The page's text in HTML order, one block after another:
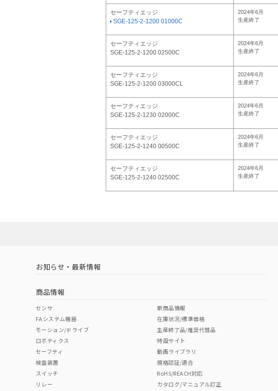
セーフティエッジ
SGE-125-2-1200 01000C
2024年6月
生産終了
セーフティエッジ
SGE-125-2-1200 02500C
2024年6月
生産終了
セーフティエッジ
SGE-125-2-1200 03000CL
2024年6月
生産終了
セーフティエッジ
SGE-125-2-1230 02000C
2024年6月
生産終了
セーフティエッジ
SGE-125-2-1240 00500C
2024年6月
生産終了
セーフティエッジ
SGE-125-2-1240 02500C
2024年6月
生産終了
お知らせ・最新情報
商品情報
センサ
FAシステム機器
モーション/ドライブ
ロボティクス
セーフティ
検査装置
スイッチ
リレー
新商品情報
在庫状況/標準価格
生産終了品/推奨代替品
特設サイト
動画ライブラリ
規格認証/適合
RoHS/REACH対応
カタログ/マニュアル訂正